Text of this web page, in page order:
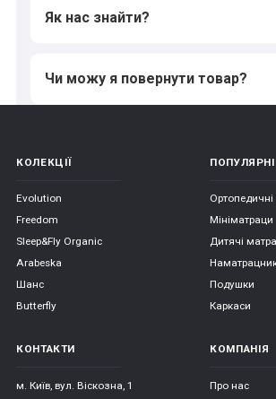
Як нас знайти?
Чи можу я повернути товар?
КОЛЕКЦІЇ
Evolution
Freedom
Sleep&Fly Organic
Arabeska
Шанс
Butterfly
ПОПУЛЯРНІ
Мініматраци
Дитячі
Подушки
Каркаси
КОНТАКТИ
м. Київ, вул. Віскозна, 1
КОМПАНІЯ
Про нас